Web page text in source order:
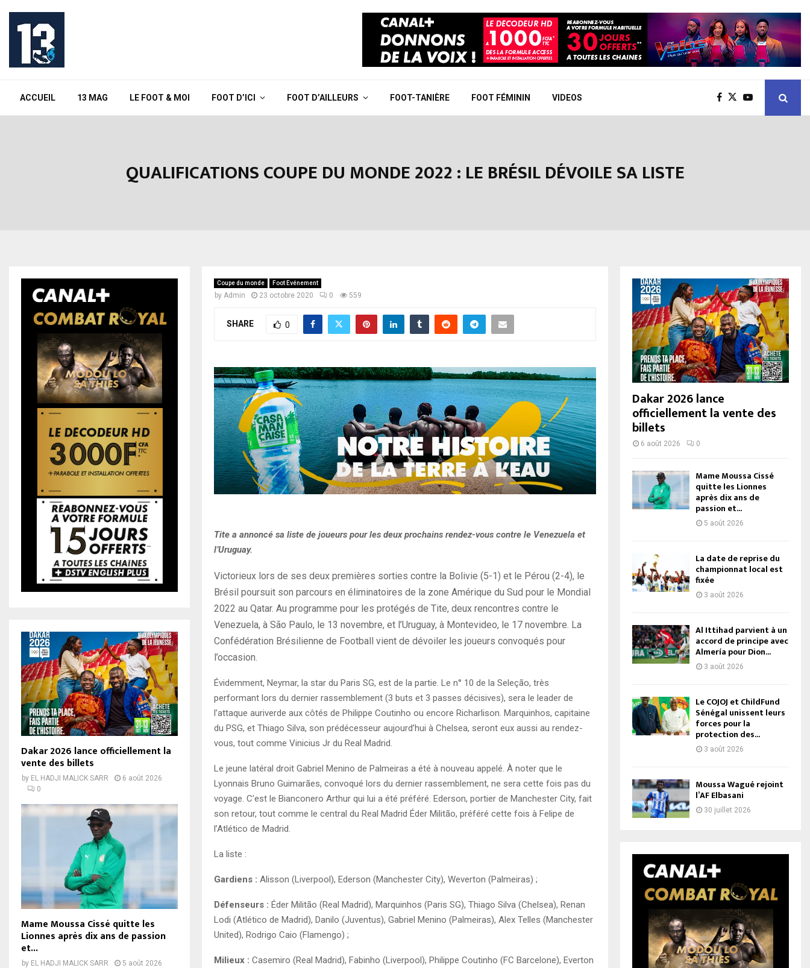
ACCUEIL 13 MAG LE FOOT & MOI FOOT D’ICI FOOT D’AILLEURS FOOT-TANIÈRE FOOT FÉMININ VIDEOS
QUALIFICATIONS COUPE DU MONDE 2022 : LE BRÉSIL DÉVOILE SA LISTE
Coupe du monde Foot Evénement
by Admin 23 octobre 2020 0 559
SHARE 0
Tite a annoncé sa liste de joueurs pour les deux prochains rendez-vous contre le Venezuela et
l’Uruguay.
Victorieux lors de ses deux premières sorties contre la Bolivie (5-1) et le Pérou (2-4), le
Brésil poursuit son parcours en éliminatoires de la zone Amérique du Sud pour le Mondial
2022 au Qatar. Au programme pour les protégés de Tite, deux rencontres contre le
Venezuela, à São Paulo, le 13 novembre, et l’Uruguay, à Montevideo, le 17 novembre. La
Confédération Brésilienne de Football vient de dévoiler les joueurs convoqués pour
l’occasion.
Évidemment, Neymar, la star du Paris SG, est de la partie. Le n° 10 de la Seleção, très
performant lors du dernier rassemblement (3 buts et 3 passes décisives), sera le leader de
l’attaque auriverde aux côtés de Philippe Coutinho ou encore Richarlison. Marquinhos, capitaine
du PSG, et Thiago Silva, son prédécesseur aujourd’hui à Chelsea, seront eux aussi au rendez-
vous, tout comme Vinicius Jr du Real Madrid.
Le jeune latéral droit Gabriel Menino de Palmeiras a été à nouveau appelé. À noter que le
Lyonnais Bruno Guimarães, convoqué lors du dernier rassemblement, ne sera cette fois pas du
voyage. C’est le Bianconero Arthur qui lui a été préféré. Ederson, portier de Manchester City, fait
son retour, tout comme le central du Real Madrid Éder Militão, préféré cette fois à Felipe de
l’Atlético de Madrid.
La liste :
Gardiens : Alisson (Liverpool), Ederson (Manchester City), Weverton (Palmeiras) ;
Défenseurs : Éder Militão (Real Madrid), Marquinhos (Paris SG), Thiago Silva (Chelsea), Renan
Lodi (Atlético de Madrid), Danilo (Juventus), Gabriel Menino (Palmeiras), Alex Telles (Manchester
United), Rodrigo Caio (Flamengo) ;
Milieux : Casemiro (Real Madrid), Fabinho (Liverpool), Philippe Coutinho (FC Barcelone), Everton
Dakar 2026 lance officiellement la
vente des billets
by EL HADJI MALICK SARR
6 août 2026
0
Mame Moussa Cissé quitte les
Lionnes après dix ans de passion
et...
by EL HADJI MALICK SARR
5 août 2026
Dakar 2026 lance
officiellement la vente des
billets
6 août 2026 0
Mame Moussa Cissé
quitte les Lionnes
après dix ans de
passion et...
5 août 2026
La date de reprise du
championnat local est
fixée
3 août 2026
Al Ittihad parvient à un
accord de principe avec
Almería pour Dion...
3 août 2026
Le COJOJ et ChildFund
Sénégal unissent leurs
forces pour la
protection des...
3 août 2026
Moussa Wagué rejoint
l’AF Elbasani
30 juillet 2026